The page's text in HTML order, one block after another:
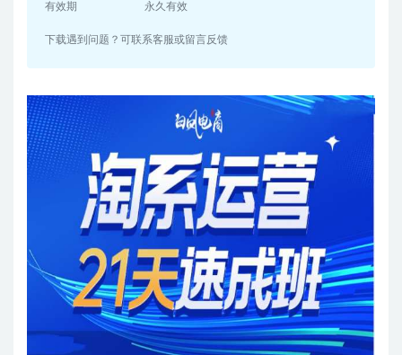
有效期 永久有效
下载遇到问题？可联系客服或留言反馈